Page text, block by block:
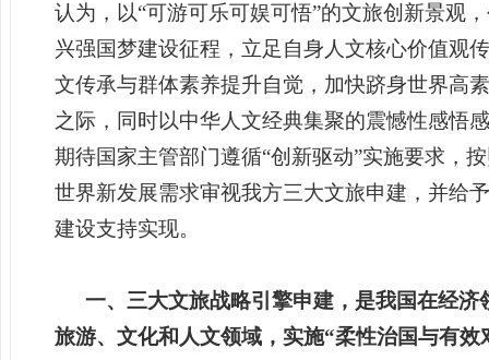
认为，以“可游可乐可娱可悟”的文旅创新景观
兴强国梦建设征程，立足自身人文核心价值观
文传承与群体素养提升自觉，加快跻身世界高
之际，同时以中华人文经典集聚的震憾性感悟
期待国家主管部门遵循“创新驱动”实施要求，
世界新发展需求审视我方三大文旅申建，并给
建设支持实现。
一、三大文旅战略引擎申建，是我国在经
旅游、文化和人文领域，实施“柔性治国与有